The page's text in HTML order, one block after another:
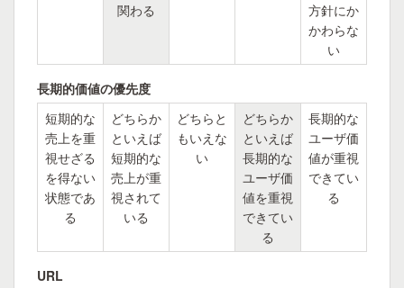
関わる
方針にか
かわらな
い
長期的価値の優先度
短期的な
売上を重
視せざる
を得ない
状態であ
る
どちらか
といえば
短期的な
売上が重
視されて
いる
どちらと
もいえな
い
どちらか
といえば
長期的な
ユーザ価
値を重視
できてい
る
長期的な
ユーザ価
値が重視
できてい
る
URL